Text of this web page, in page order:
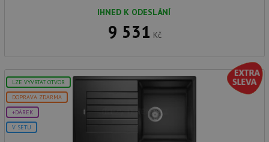
IHNED K ODESLÁNÍ
9 531 Kč
LZE VYVRTAT OTVOR
DOPRAVA ZDARMA
+DÁREK
V SETU